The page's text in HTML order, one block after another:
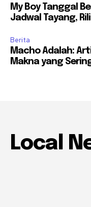
My Boy Tanggal
Jadwal Tayang,
Berita
Macho Adalah:
Makna yang
Local